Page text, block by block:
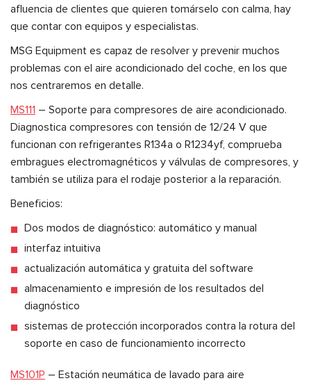
afluencia de clientes que quieren tomárselo con calma, hay
que contar con equipos y especialistas.
MSG Equipment es capaz de resolver y prevenir muchos
problemas con el aire acondicionado del coche, en los que
nos centraremos en detalle.
MS111 – Soporte para compresores de aire acondicionado.
Diagnostica compresores con tensión de 12/24 V que
funcionan con refrigerantes R134a o R1234yf, comprueba
embragues electromagnéticos y válvulas de compresores, y
también se utiliza para el rodaje posterior a la reparación.
Beneficios:
Dos modos de diagnóstico: automático y manual
interfaz intuitiva
actualización automática y gratuita del software
almacenamiento e impresión de los resultados del
diagnóstico
sistemas de protección incorporados contra la rotura del
soporte en caso de funcionamiento incorrecto
MS101P – Estación neumática de lavado para aire